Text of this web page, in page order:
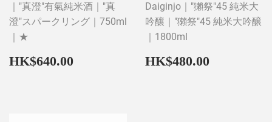
｜"真澄"有氣純米酒｜"真
澄"スパークリング｜750ml
｜★
Regular
price
HK$640.00 HK$640.00
Daiginjo｜"獺祭"45 純米大
吟釀｜"獺祭"45 純米大吟醸
｜1800ml
Regular
price
HK$480.00